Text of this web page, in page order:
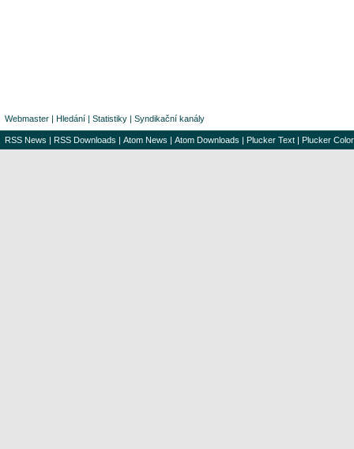
Webmaster | Hledání | Statistiky | Syndikační kanály
RSS News | RSS Downloads | Atom News | Atom Downloads | Plucker Text | Plucker Color